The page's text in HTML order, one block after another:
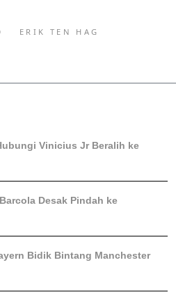
ERIK TEN HAG
Vinicius Jr Beralih ke
Desak Pindah ke
Bidik Bintang Manchester